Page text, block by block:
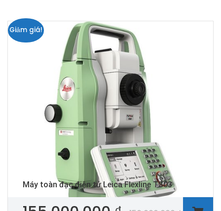
Giảm giá!
Máy toàn đạc điện tử Leica Flexline TS03